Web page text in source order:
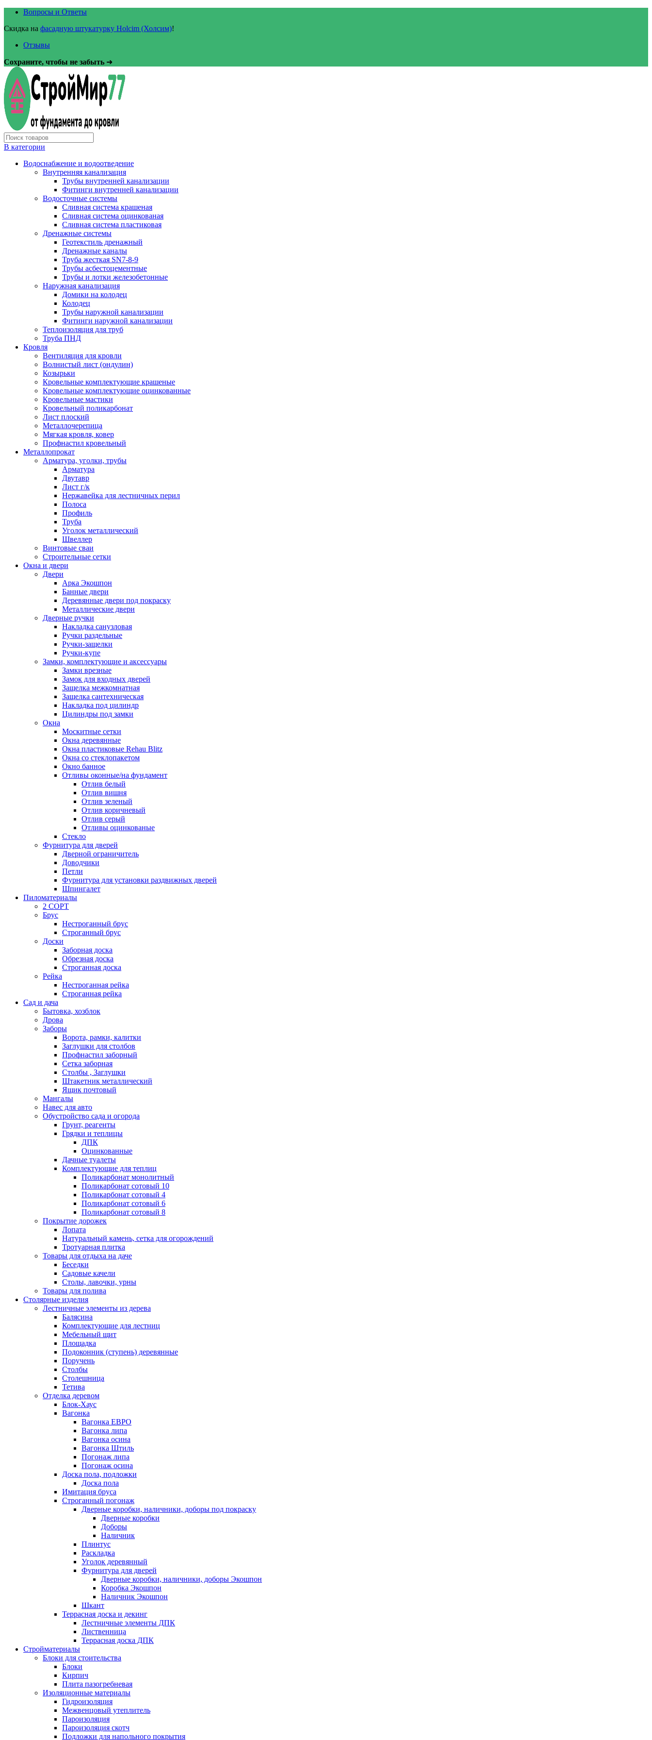
Вопросы и Ответы
Скидка на фасадную штукатурку Holcim (Холсим)!
Отзывы
Сохраните, чтобы не забыть ➜
В категории
Водоснабжение и водоотведение
Внутренняя канализация
Трубы внутренней канализации
Фитинги внутренней канализации
Водосточные системы
Сливная система крашеная
Сливная система оцинкованая
Сливная система пластиковая
Дренажные системы
Геотекстиль дренажный
Дренажные каналы
Труба жесткая SN7-8-9
Трубы асбестоцементные
Трубы и лотки железобетонные
Наружная канализация
Домики на колодец
Колодец
Трубы наружной канализации
Фитинги наружной канализации
Теплоизоляция для труб
Труба ПНД
Кровля
Вентиляция для кровли
Волнистый лист (ондулин)
Козырьки
Кровельные комплектующие крашеные
Кровельные комплектующие оцинкованные
Кровельные мастики
Кровельный поликарбонат
Лист плоский
Металлочерепица
Мягкая кровля, ковер
Профнастил кровельный
Металлопрокат
Арматура, уголки, трубы
Арматура
Двутавр
Лист г/к
Нержавейка для лестничных перил
Полоса
Профиль
Труба
Уголок металлический
Швеллер
Винтовые сваи
Строительные сетки
Окна и двери
Двери
Арка Экошпон
Банные двери
Деревянные двери под покраску
Металлические двери
Дверные ручки
Накладка санузловая
Ручки раздельные
Ручки-защелки
Ручки-купе
Замки, комплектующие и аксессуары
Замки врезные
Замок для входных дверей
Защелка межкомнатная
Защелка сантехническая
Накладка под цилиндр
Цилиндры под замки
Окна
Москитные сетки
Окна деревянные
Окна пластиковые Rehau Blitz
Окна со стеклопакетом
Окно банное
Отливы оконные/на фундамент
Отлив белый
Отлив вишня
Отлив зеленый
Отлив коричневый
Отлив серый
Отливы оцинкованые
Стекло
Фурнитура для дверей
Дверной ограничитель
Доводчики
Петли
Фурнитура для установки раздвижных дверей
Шпингалет
Пиломатериалы
2 СОРТ
Брус
Нестроганный брус
Строганный брус
Доски
Заборная доска
Обрезная доска
Строганная доска
Рейка
Нестроганная рейка
Строганная рейка
Сад и дача
Бытовка, хозблок
Дрова
Заборы
Ворота, рамки, калитки
Заглушки для столбов
Профнастил заборный
Сетка заборная
Столбы , Заглушки
Штакетник металлический
Ящик почтовый
Мангалы
Навес для авто
Обустройство сада и огорода
Грунт, реагенты
Грядки и теплицы
ДПК
Оцинкованные
Дачные туалеты
Комплектующие для теплиц
Поликарбонат монолитный
Поликарбонат сотовый 10
Поликарбонат сотовый 4
Поликарбонат сотовый 6
Поликарбонат сотовый 8
Покрытие дорожек
Лопата
Натуральный камень, сетка для огорождений
Тротуарная плитка
Товары для отдыха на даче
Беседки
Садовые качели
Столы, лавочки, урны
Товары для полива
Столярные изделия
Лестничные элементы из дерева
Балясина
Комплектующие для лестниц
Мебельный щит
Площадка
Подоконник (ступень) деревянные
Поручень
Столбы
Столешница
Тетива
Отделка деревом
Блок-Хаус
Вагонка
Вагонка ЕВРО
Вагонка липа
Вагонка осина
Вагонка Штиль
Погонаж липа
Погонаж осина
Доска пола, подложки
Доска пола
Имитация бруса
Строганный погонаж
Дверные коробки, наличники, доборы под покраску
Дверные коробки
Доборы
Наличник
Плинтус
Раскладка
Уголок деревянный
Фурнитура для дверей
Дверные коробки, наличники, доборы Экошпон
Коробка Экошпон
Наличник Экошпон
Шкант
Террасная доска и декинг
Лестничные элементы ДПК
Лиственница
Террасная доска ДПК
Стройматериалы
Блоки для стоительства
Блоки
Кирпич
Плита пазогребневая
Изоляционные материалы
Гидроизоляция
Межвенцовый утеплитель
Пароизоляция
Пароизоляция скотч
Подложки для напольного покрытия